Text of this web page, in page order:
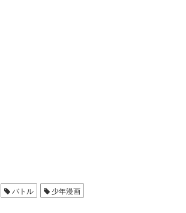
バトル 少年漫画